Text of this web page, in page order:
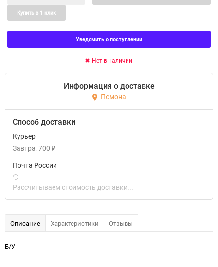
Купить в 1 клик
Уведомить о поступлении
Нет в наличии
Информация о доставке
Помона
Способ доставки
Курьер
Завтра 700 ₽
Почта России
Рассчитываем стоимость доставки...
Описание Характеристики Отзывы
Б/У